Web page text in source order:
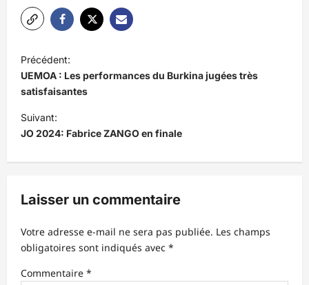
a
v
i
g
a
i
n
Précédent:
UEMOA : Les performances du Burkina jugées très
satisfaisantes
Suivant:
JO 2024: Fabrice ZANGO en finale
Laisser un commentaire
Votre adresse e-mail ne sera pas publiée. Les champs
obligatoires sont indiqués avec *
Commentaire *